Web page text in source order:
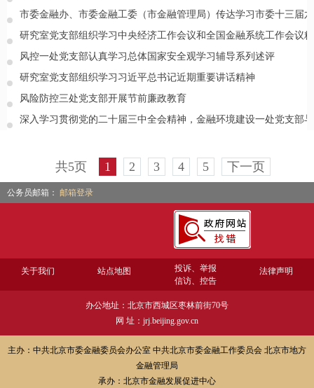
市委金融办、市委金融工委（市金融管理局）传达学习市委十三届
研究室党支部组织学习中央经济工作会议和全国金融系统工作会议
风控一处党支部认真学习总体国家安全观学习辅导系列述评
研究室党支部组织学习习近平总书记近期重要讲话精神
风险防控三处党支部开展节前廉政教育
深入学习贯彻党的二十届三中全会精神，金融环境建设一处党支部
共5页 1 2 3 4 5 下一页
公务员邮箱： 邮箱登录
关于我们 站点地图
投诉、举报
信访、控告
法律声明
办公地址：北京市西城区枣林前街70号
网 址：jrj.beijing.gov.cn
主办：中共北京市委金融委员会办公室 中共北京市委金融工作委员会 北京市地方
金融管理局
承办：北京市金融发展促进中心